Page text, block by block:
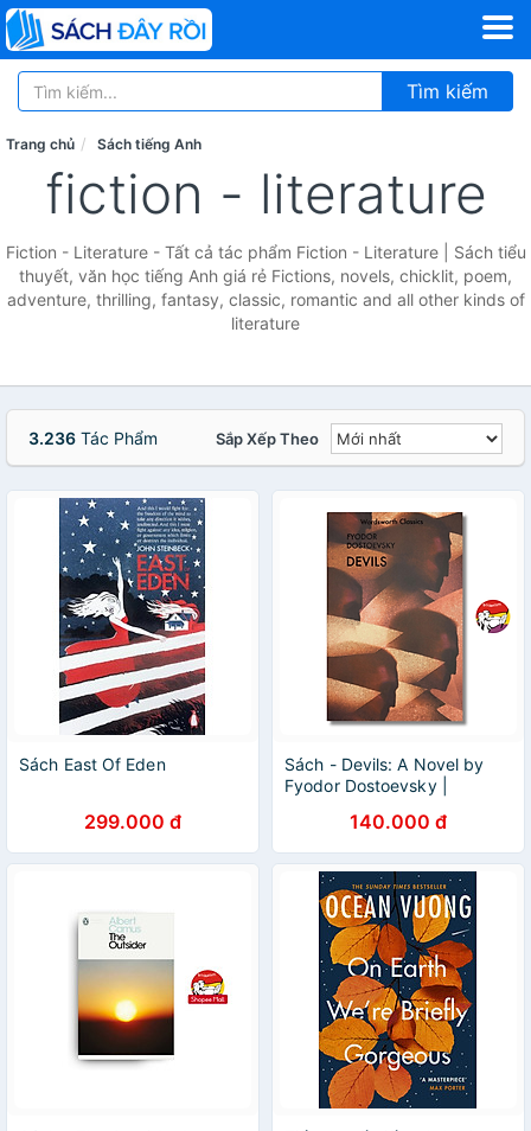
Tìm kiếm
Trang chủ Sách tiếng Anh
fiction - literature
Fiction - Literature - Tất cả tác phẩm Fiction - Literature | Sách tiểu
thuyết, văn học tiếng Anh giá rẻ Fictions, novels, chicklit, poem,
adventure, thrilling, fantasy, classic, romantic and all other kinds of
literature
3.236 Tác Phẩm Sắp Xếp Theo
Sách East Of Eden
299.000 đ
Sách - Devils: A Novel by
Fyodor Dostoevsky |
Literature140.000 đ